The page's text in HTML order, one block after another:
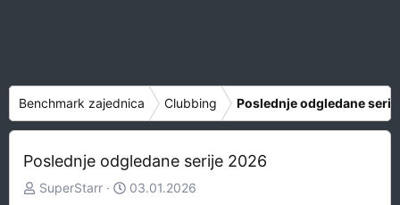
Benchmark zajednica Clubbing Poslednje odgledane
Poslednje odgledane serije 2026
Z
SuperStarr
D
03.01.2026